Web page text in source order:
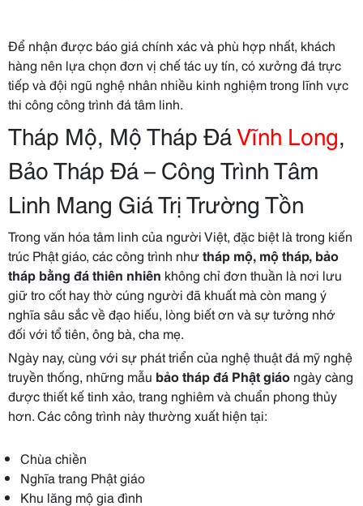
Để nhận được báo giá chính xác và phù hợp nhất, khách
hàng nên lựa chọn đơn vị chế tác uy tín, có xưởng đá trực
tiếp và đội ngũ nghệ nhân nhiều kinh nghiệm trong lĩnh vực
thi công công trình đá tâm linh.
Tháp Mộ, Mộ Tháp ĐáVĩnh Long,
Bảo Tháp Đá – Công Trình Tâm
Linh Mang Giá Trị Trường Tồn
Trong văn hóa tâm linh của người Việt, đặc biệt là trong kiến
trúc Phật giáo, các công trình nhưtháp mộ, mộ tháp, bảo
tháp bằng đá thiên nhiên không chỉ đơn thuần là nơi lưu
giữ tro cốt hay thờ cúng người đã khuất mà còn mang ý
nghĩa sâu sắc về đạo hiếu, lòng biết ơn và sự tưởng nhớ
đối với tổ tiên, ông bà, cha mẹ.
Ngày nay, cùng với sự phát triển của nghệ thuật đá mỹ nghệ
truyền thống, những mẫu bảo tháp đá Phật giáo ngày càng
được thiết kế tinh xảo, trang nghiêm và chuẩn phong thủy
hơn. Các công trình này thường xuất hiện tại:
Chùa chiền
Nghĩa trang Phật giáo
Khu lăng mộ gia đình